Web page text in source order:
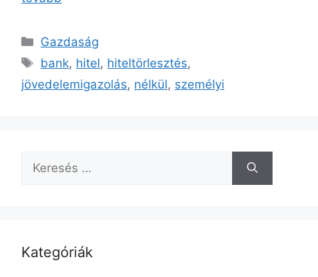
Kategória
Gazdaság
Címkék
bank, hitel, hiteltörlesztés,
jövedelemigazolás, nélkül, személyi
Keresés:
Kategóriák